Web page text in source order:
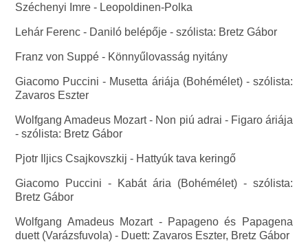
Széchenyi Imre - Leopoldinen-Polka
Lehár Ferenc - Daniló belépője - szólista: Bretz Gábor
Franz von Suppé - Könnyűlovasság nyitány
Giacomo Puccini - Musetta áriája (Bohémélet) - szólista:
Zavaros Eszter
Wolfgang Amadeus Mozart - Non piú adrai - Figaro áriája
- szólista: Bretz Gábor
Pjotr Iljics Csajkovszkij - Hattyúk tava keringő
Giacomo Puccini - Kabát ária (Bohémélet) - szólista:
Bretz Gábor
Wolfgang Amadeus Mozart - Papageno és Papagena
duett (Varázsfuvola) - Duett: Zavaros Eszter, Bretz Gábor